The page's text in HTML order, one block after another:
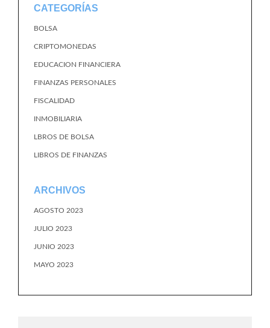
CATEGORÍAS
BOLSA
CRIPTOMONEDAS
EDUCACION FINANCIERA
FINANZAS PERSONALES
FISCALIDAD
INMOBILIARIA
LBROS DE BOLSA
LIBROS DE FINANZAS
ARCHIVOS
AGOSTO 2023
JULIO 2023
JUNIO 2023
MAYO 2023